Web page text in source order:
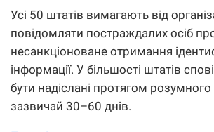
Усі 50 штатів вимагають від
повідомляти постраждалих осіб
несанкціоноване отримання
інформації. У більшості штатів
бути надіслані протягом
зазвичай 30–60 днів.